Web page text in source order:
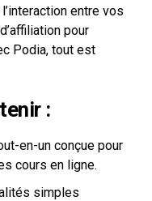
entre vos
pour
Podia, tout est
:
en-un conçue pour
cours en ligne.
simples